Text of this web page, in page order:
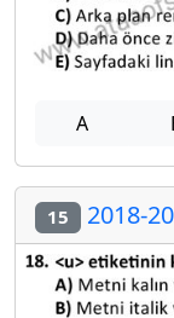
A
15 2018-